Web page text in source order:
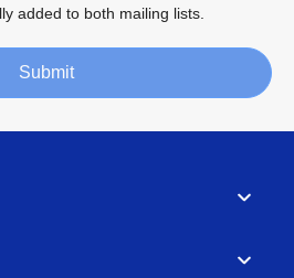
added to both mailing lists.
Submit